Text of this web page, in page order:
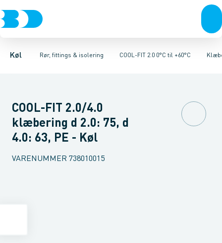
Køl Rør, fittings & isolering
KompressorerKondenseringsaggregaterFordampere
COOL-FIT 2.0 0°C til +60°C
Kølekobberrør, fittings & tilbehørCOOL-FIT 2.0 0°C til +60°C
Rør 2.0 Vinkler 90gr. 2.0Vinkler 45gr. 2.0 T-stykker 2.0 Unioner
COOL-FIT 2.0/4.0
klæbering d 2.0: 75, d
4.0: 63, PE - Køl
VARENUMMER 738010015